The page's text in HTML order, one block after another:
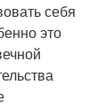
себя
это